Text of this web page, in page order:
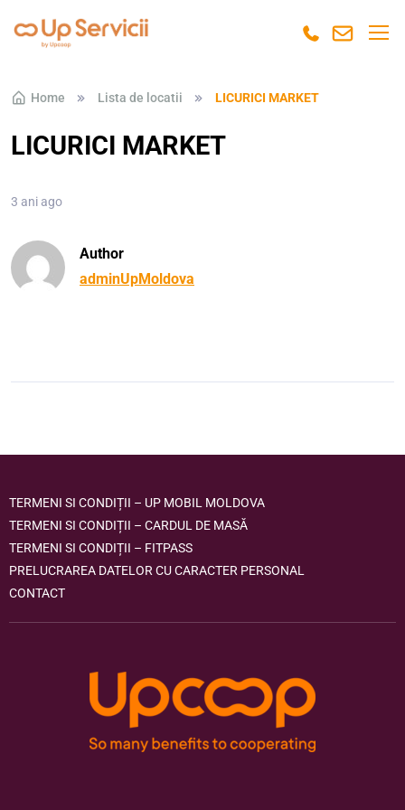
Skip to navigation
Skip to content
Home Lista de locatii LICURICI MARKET
LICURICI MARKET
3 ani ago
Author
adminUpMoldova
TERMENI SI CONDIȚII – UP MOBIL MOLDOVA
TERMENI SI CONDIȚII – CARDUL DE MASĂ
TERMENI SI CONDIȚII – FITPASS
PRELUCRAREA DATELOR CU CARACTER PERSONAL
CONTACT